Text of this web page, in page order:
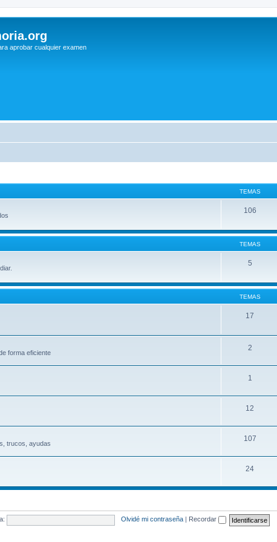
aprobar cualquier examen
TEMAS
106
TEMAS
5
TEMAS
17
forma eficiente
2
1
12
trucos, ayudas
107
24
Olvidé mi contraseña Recordar